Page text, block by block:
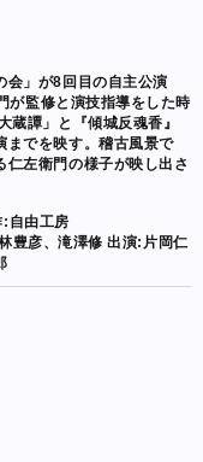
会」が8回目の自主公演
が監修と演技指導をした時
蔵譚」と『傾城反魂香』
までを映す。稽古風景で
左衛門の様子が映し出さ
自由工房
豊彦、滝澤修 出演:片岡仁